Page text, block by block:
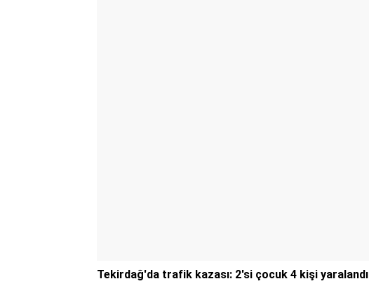
Tekirdağ'da trafik kazası: 2'si çocuk 4 kişi yaralandı